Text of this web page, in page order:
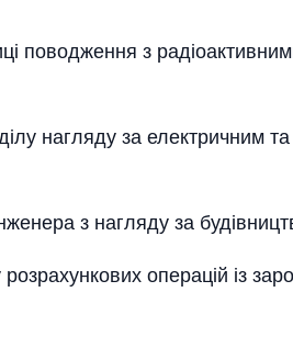
поводження з
нагляду за електричним та
з нагляду за
операцій із